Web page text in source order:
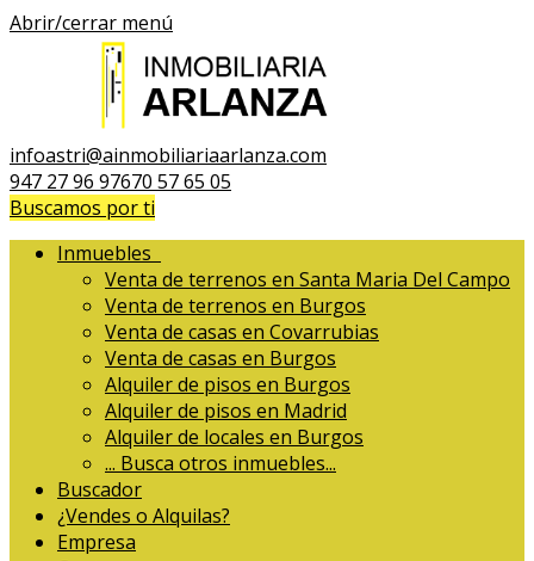
Abrir/cerrar menú
infoastri@ainmobiliariaarlanza.com
947 27 96 97670 57 65 05
Buscamos por ti
Inmuebles
Venta de terrenos en Santa Maria Del Campo
Venta de terrenos en Burgos
Venta de casas en Covarrubias
Venta de casas en Burgos
Alquiler de pisos en Burgos
Alquiler de pisos en Madrid
Alquiler de locales en Burgos
... Busca otros inmuebles...
Buscador
¿Vendes o Alquilas?
Empresa